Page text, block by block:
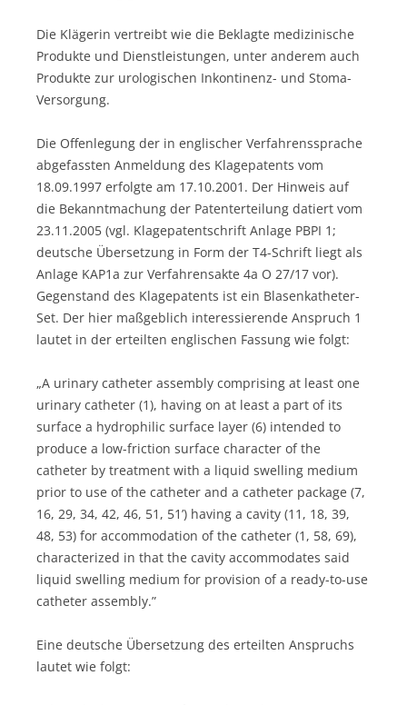
Die Klägerin vertreibt wie die Beklagte medizinische
Produkte und Dienstleistungen, unter anderem auch
Produkte zur urologischen Inkontinenz- und Stoma-
Versorgung.
Die Offenlegung der in englischer Verfahrenssprache
abgefassten Anmeldung des Klagepatents vom
18.09.1997 erfolgte am 17.10.2001. Der Hinweis auf
die Bekanntmachung der Patenterteilung datiert vom
23.11.2005 (vgl. Klagepatentschrift Anlage PBPI 1;
deutsche Übersetzung in Form der T4-Schrift liegt als
Anlage KAP1a zur Verfahrensakte 4a O 27/17 vor).
Gegenstand des Klagepatents ist ein Blasenkatheter-
Set. Der hier maßgeblich interessierende Anspruch 1
lautet in der erteilten englischen Fassung wie folgt:
„A urinary catheter assembly comprising at least one
urinary catheter (1), having on at least a part of its
surface a hydrophilic surface layer (6) intended to
produce a low-friction surface character of the
catheter by treatment with a liquid swelling medium
prior to use of the catheter and a catheter package (7,
16, 29, 34, 42, 46, 51, 51’) having a cavity (11, 18, 39,
48, 53) for accommodation of the catheter (1, 58, 69),
characterized in that the cavity accommodates said
liquid swelling medium for provision of a ready-to-use
catheter assembly.”
Eine deutsche Übersetzung des erteilten Anspruchs
lautet wie folgt: